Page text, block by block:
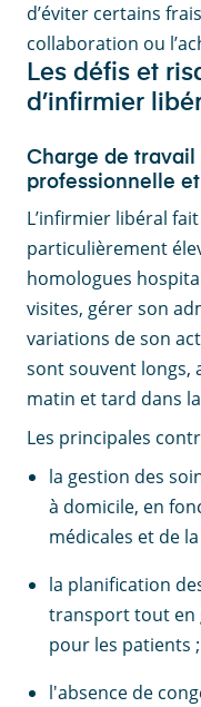
d’éviter certains
collaboration ou
Les défis et
d’infirmier
Charge de
professionnelle
L’infirmier libéral
particulièrement
homologues
visites, gérer son
variations de son
sont souvent longs,
matin et tard dans
Les principales
la gestion des
à domicile, en
médicales et de
la planification
transport tout en
pour les patients ;
l'absence de